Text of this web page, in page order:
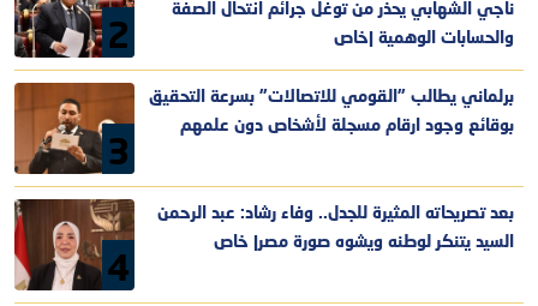
2
ناجي الشهابي يحذر من توغل جرائم انتحال الصفة
والحسابات الوهمية |خاص
3
برلماني يطالب "القومي للاتصالات" بسرعة التحقيق
بوقائع وجود ارقام مسجلة لأشخاص دون علمهم
4
بعد تصريحاته المثيرة للجدل.. وفاء رشاد: عبد الرحمن
السيد يتنكر لوطنه ويشوه صورة مصر| خاص